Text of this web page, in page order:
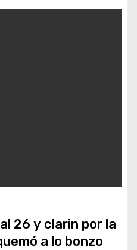
26 y clarin por la
a lo bonzo